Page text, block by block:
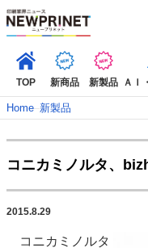
TOP 新商品 新製品 ＡＩ
インタビュー
コレ
Home–新製品
コニカミノルタ、
2015.8.29
コニカミノルタ